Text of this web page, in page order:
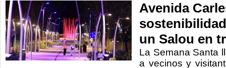
Avenida
un Salou en
La Semana Santa
a vecinos y